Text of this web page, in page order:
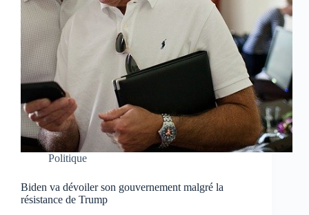
Politique
Biden va dévoiler son gouvernement malgré la
résistance de Trump